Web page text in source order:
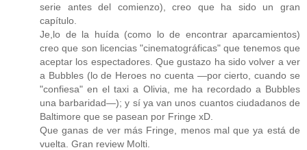
serie antes del comienzo), creo que ha sido un gran
capítulo.
Je,lo de la huída (como lo de encontrar aparcamientos)
creo que son licencias "cinematográficas" que tenemos que
aceptar los espectadores. Que gustazo ha sido volver a ver
a Bubbles (lo de Heroes no cuenta —por cierto, cuando se
"confiesa" en el taxi a Olivia, me ha recordado a Bubbles
una barbaridad—); y sí ya van unos cuantos ciudadanos de
Baltimore que se pasean por Fringe xD.
Que ganas de ver más Fringe, menos mal que ya está de
vuelta. Gran review Molti.